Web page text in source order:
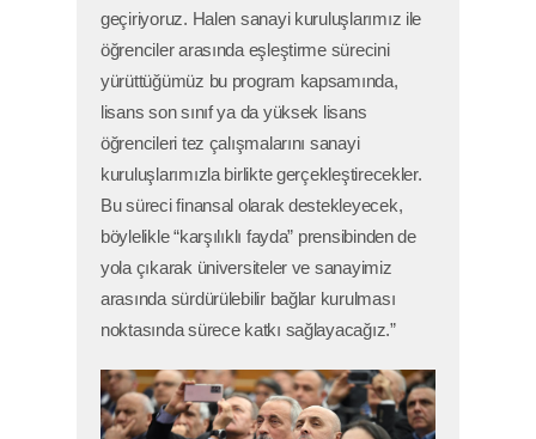
geçiriyoruz. Halen sanayi kuruluşlarımız ile
öğrenciler arasında eşleştirme sürecini
yürüttüğümüz bu program kapsamında,
lisans son sınıf ya da yüksek lisans
öğrencileri tez çalışmalarını sanayi
kuruluşlarımızla birlikte gerçekleştirecekler.
Bu süreci finansal olarak destekleyecek,
böylelikle “karşılıklı fayda” prensibinden de
yola çıkarak üniversiteler ve sanayimiz
arasında sürdürülebilir bağlar kurulması
noktasında sürece katkı sağlayacağız.”